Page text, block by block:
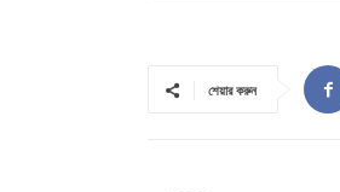
শেয়ার করুন